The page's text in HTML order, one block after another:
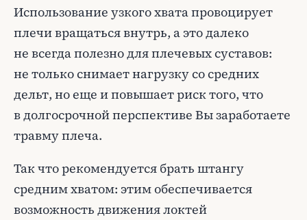
Использование узкого хвата провоцирует
плечи вращаться внутрь, а это далеко
не всегда полезно для плечевых суставов:
не только снимает нагрузку со средних
дельт, но еще и повышает риск того, что
в долгосрочной перспективе Вы заработаете
травму плеча.
Так что рекомендуется брать штангу
средним хватом: этим обеспечивается
возможность движения локтей